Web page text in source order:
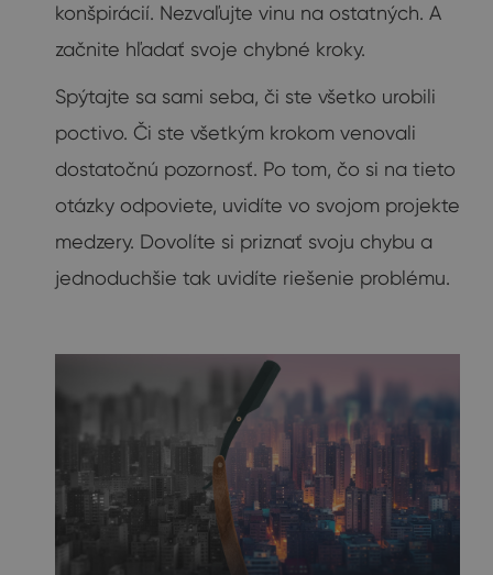
konšpirácií. Nezvaľujte vinu na ostatných. A
začnite hľadať svoje chybné kroky.
Spýtajte sa sami seba, či ste všetko urobili
poctivo. Či ste všetkým krokom venovali
dostatočnú pozornosť. Po tom, čo si na tieto
otázky odpoviete, uvidíte vo svojom projekte
medzery. Dovolíte si priznať svoju chybu a
jednoduchšie tak uvidíte riešenie problému.